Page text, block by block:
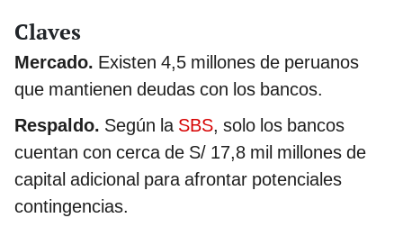
Claves
Mercado. Existen 4,5 millones de peruanos
que mantienen deudas con los bancos.
Respaldo. Según la SBS, solo los bancos
cuentan con cerca de S/ 17,8 mil millones de
capital adicional para afrontar potenciales
contingencias.